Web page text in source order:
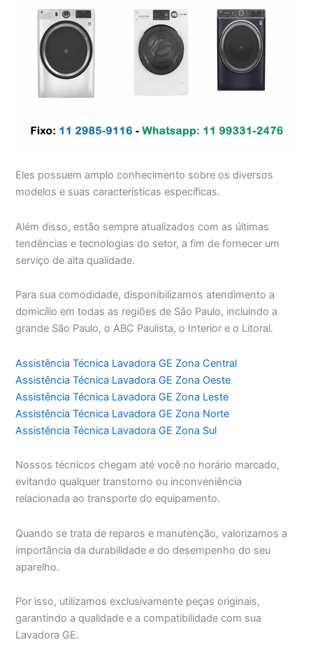
Eles possuem amplo conhecimento sobre os diversos
modelos e suas características específicas.
Além disso, estão sempre atualizados com as últimas
tendências e tecnologias do setor, a fim de fornecer um
serviço de alta qualidade.
Para sua comodidade, disponibilizamos atendimento a
domicílio em todas as regiões de São Paulo, incluindo a
grande São Paulo, o ABC Paulista, o Interior e o Litoral.
Assistência Técnica Lavadora GE Zona Central
Assistência Técnica Lavadora GE Zona Oeste
Assistência Técnica Lavadora GE Zona Leste
Assistência Técnica Lavadora GE Zona Norte
Assistência Técnica Lavadora GE Zona Sul
Nossos técnicos chegam até você no horário marcado,
evitando qualquer transtorno ou inconveniência
relacionada ao transporte do equipamento.
Quando se trata de reparos e manutenção, valorizamos a
importância da durabilidade e do desempenho do seu
aparelho.
Por isso, utilizamos exclusivamente peças originais,
garantindo a qualidade e a compatibilidade com sua
Lavadora GE.